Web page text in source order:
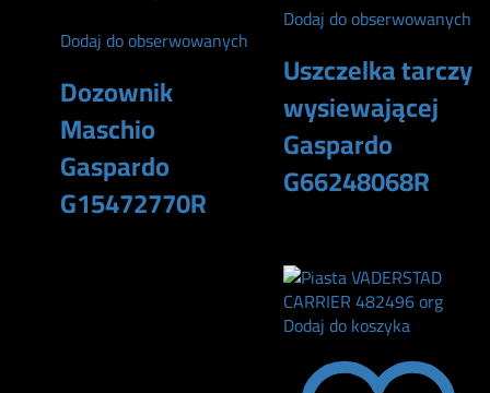
Dodaj do obserwowanych
Dozownik
Maschio
Gaspardo
G15472770R
Dodaj do obserwowanych
Uszczelka tarczy
wysiewającej
Gaspardo
G66248068R
Dodaj do koszyka